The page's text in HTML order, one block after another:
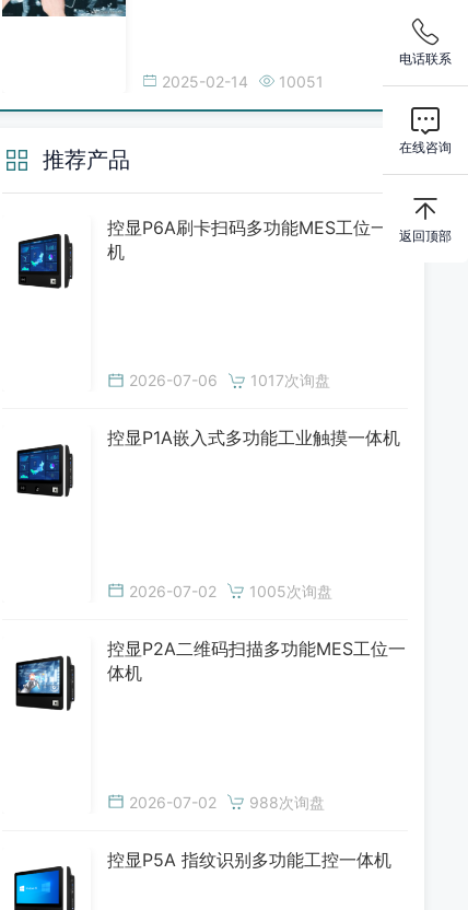
2025-02-14 10051
推荐产品
控显P6A刷卡扫码多功能MES工位一体
机
2026-07-06 1017次询盘
控显P1A嵌入式多功能工业触摸一体机
2026-07-02 1005次询盘
控显P2A二维码扫描多功能MES工位一
体机
2026-07-02 988次询盘
控显P5A 指纹识别多功能工控一体机
电话联系
在线咨询
返回顶部